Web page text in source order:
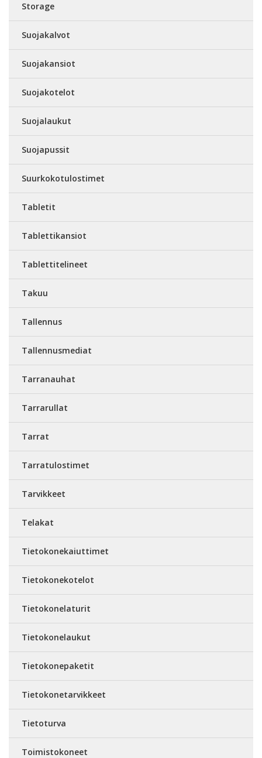
Storage
Suojakalvot
Suojakansiot
Suojakotelot
Suojalaukut
Suojapussit
Suurkokotulostimet
Tabletit
Tablettikansiot
Tablettitelineet
Takuu
Tallennus
Tallennusmediat
Tarranauhat
Tarrarullat
Tarrat
Tarratulostimet
Tarvikkeet
Telakat
Tietokonekaiuttimet
Tietokonekotelot
Tietokonelaturit
Tietokonelaukut
Tietokonepaketit
Tietokonetarvikkeet
Tietoturva
Toimistokoneet